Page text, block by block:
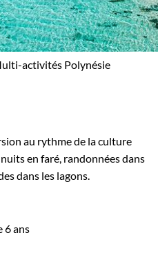
au rythme de la culture
en faré, randonnées dans
dans les lagons.
6 ans